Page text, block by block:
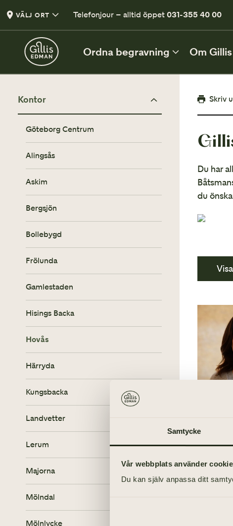
Samtycke
Vår webbplats använder
Du kan själv anpassa ditt
VÄLJ ORT Telefonjour – alltid öppet031-355 40 00
Ordna begravning Om
DIREKT EFTER DÖDSFALL
De första besluten
Checklista efter dödsfall
En lista med viktiga punkter
Vårt första möte
Att planera begravning
Allt du behöver tänka på
Kontor
Göteborg Centrum
Alingsås
Askim
Bergsjön
Bollebygd
Frölunda
Gamlestaden
Hisings Backa
Hovås
Härryda
Kungsbacka
Landvetter
Lerum
Majorna
Mölndal
Mölnlycke
Skriv
Du har
du